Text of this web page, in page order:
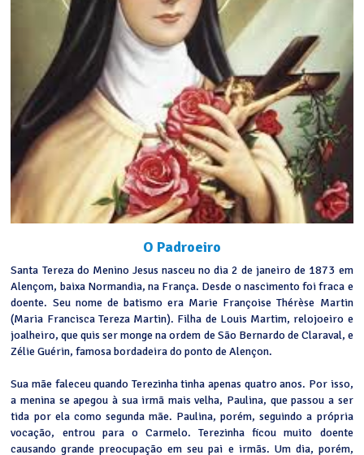
O Padroeiro
Santa Tereza do Menino Jesus nasceu no dia 2 de janeiro de 1873 em
Alençom, baixa Normandia, na França. Desde o nascimento foi fraca e
doente. Seu nome de batismo era Marie Françoise Thérèse Martin
(Maria Francisca Tereza Martin). Filha de Louis Martim, relojoeiro e
joalheiro, que quis ser monge na ordem de São Bernardo de Claraval, e
Zélie Guérin, famosa bordadeira do ponto de Alençon.
Sua mãe faleceu quando Terezinha tinha apenas quatro anos. Por isso,
a menina se apegou à sua irmã mais velha, Paulina, que passou a ser
tida por ela como segunda mãe. Paulina, porém, seguindo a própria
vocação, entrou para o Carmelo. Terezinha ficou muito doente
causando grande preocupação em seu pai e irmãs. Um dia, porém,